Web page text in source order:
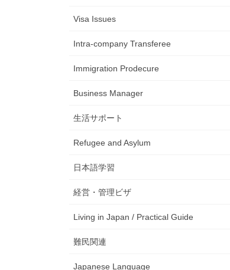
Visa Issues
Intra-company Transferee
Immigration Prodecure
Business Manager
生活サポート
Refugee and Asylum
日本語学習
経営・管理ビザ
Living in Japan / Practical Guide
難民関連
Japanese Language